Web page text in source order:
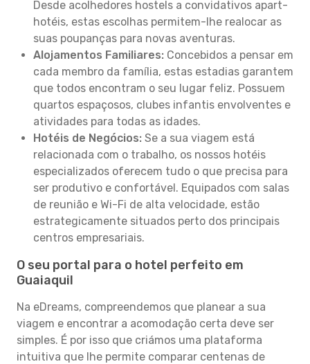
Desde acolhedores hostels a convidativos apart-
hotéis, estas escolhas permitem-lhe realocar as
suas poupanças para novas aventuras.
Alojamentos Familiares: Concebidos a pensar em
cada membro da família, estas estadias garantem
que todos encontram o seu lugar feliz. Possuem
quartos espaçosos, clubes infantis envolventes e
atividades para todas as idades.
Hotéis de Negócios: Se a sua viagem está
relacionada com o trabalho, os nossos hotéis
especializados oferecem tudo o que precisa para
ser produtivo e confortável. Equipados com salas
de reunião e Wi-Fi de alta velocidade, estão
estrategicamente situados perto dos principais
centros empresariais.
O seu portal para o hotel perfeito em
Guaiaquil
Na eDreams, compreendemos que planear a sua
viagem e encontrar a acomodação certa deve ser
simples. É por isso que criámos uma plataforma
intuitiva que lhe permite comparar centenas de